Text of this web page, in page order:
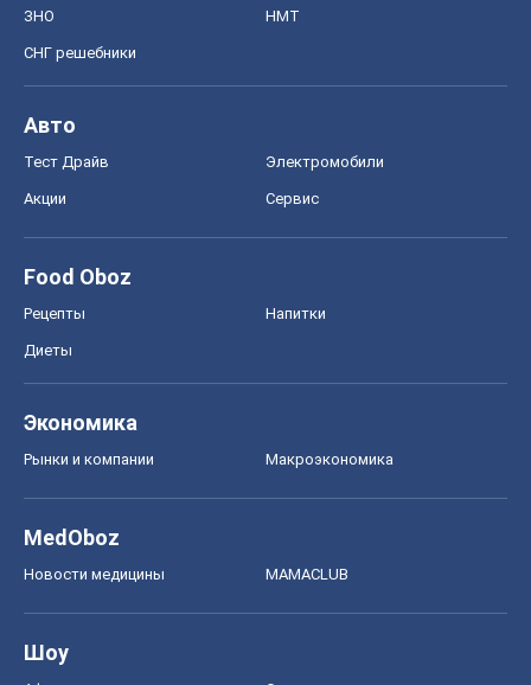
ЗНО НМТ
СНГ решебники
Авто
Тест Драйв Электромобили
Акции Сервис
Food Oboz
Рецепты Напитки
Диеты
Экономика
Рынки и компании Mакроэкономика
MedOboz
Новости медицины MAMACLUB
Шоу